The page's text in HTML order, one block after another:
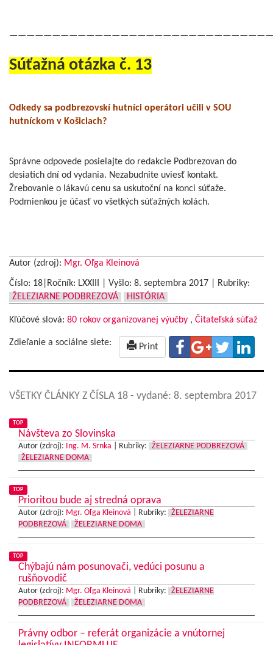
Súťažná otázka č. 13
Odkedy sa podbrezovskí hutníci operátori učili v SOU
hutníckom v Košiciach?
Správne odpovede posielajte do redakcie Podbrezovan do
desiatich dní od vydania. Nezabudnite uviesť kontakt.
Žrebovanie o lákavú cenu sa uskutoční na konci súťaže.
Podmienkou je účasť vo všetkých súťažných kolách.
Autor (zdroj): Mgr. Oľga Kleinová
Číslo: 18|Ročník: LXXIII | Vyšlo: 8. septembra 2017
Rubriky:
ŽELEZIARNE PODBREZOVÁ
HISTÓRIA
Kľúčové slová: 80 rokov organizovanej výučby , Čitateľská súťaž
Zdieľanie a sociálne siete: Print
VŠETKY ČLÁNKY Z ČÍSLA 18 - vydané: 8. septembra 2017
TOP
Návšteva zo Slovinska
Autor (zdroj): Ing. M. Srnka Rubriky:
ŽELEZIARNE PODBREZOVÁ
ŽELEZIARNE DOMA
TOP
Prioritou bude aj stredná oprava
Autor (zdroj): Mgr. Oľga Kleinová Rubriky:
ŽELEZIARNE
PODBREZOVÁ
ŽELEZIARNE DOMA
TOP
Chýbajú nám posunovači, vedúci posunu a
rušňovodič
Autor (zdroj): Mgr. Oľga Kleinová Rubriky:
ŽELEZIARNE
PODBREZOVÁ
ŽELEZIARNE DOMA
Právny odbor – referát organizácie a vnútornej